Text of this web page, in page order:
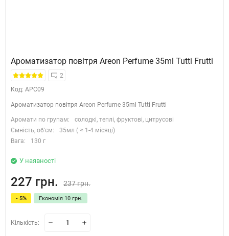
Ароматизатор повітря Areon Perfume 35ml Tutti Frutti
2
Код: APC09
Ароматизатор повітря Areon Perfume 35ml Tutti Frutti
Аромати по групам:
солодкі, теплі, фруктові, цитрусові
Ємність, об'єм:
35мл ( ≈ 1-4 місяці)
Вага:
130 г
У наявності
227 грн. 237 грн.
- 5% Економія 10 грн.
Кількість: